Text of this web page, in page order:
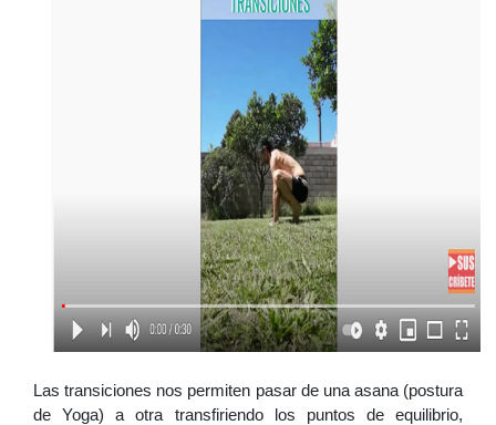
Las transiciones nos permiten pasar de una asana (postura
de Yoga) a otra transfiriendo los puntos de equilibrio,